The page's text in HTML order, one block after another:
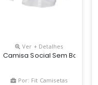
Ver + Detalhes
Camisa Social Sem Bolso
Por: Fit Camisetas